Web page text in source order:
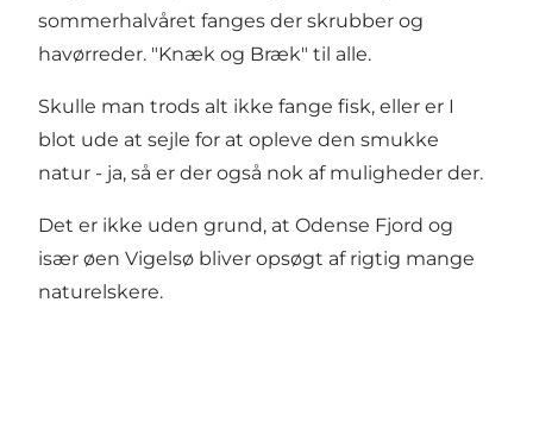
sommerhalvåret fanges der skrubber og
havørreder. "Knæk og Bræk" til alle.
Skulle man trods alt ikke fange fisk, eller er I
blot ude at sejle for at opleve den smukke
natur - ja, så er der også nok af muligheder der.
Det er ikke uden grund, at Odense Fjord og
især øen Vigelsø bliver opsøgt af rigtig mange
naturelskere.